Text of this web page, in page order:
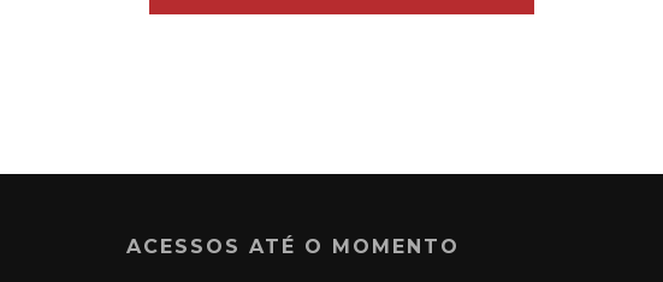
ACESSOS ATÉ O MOMENTO